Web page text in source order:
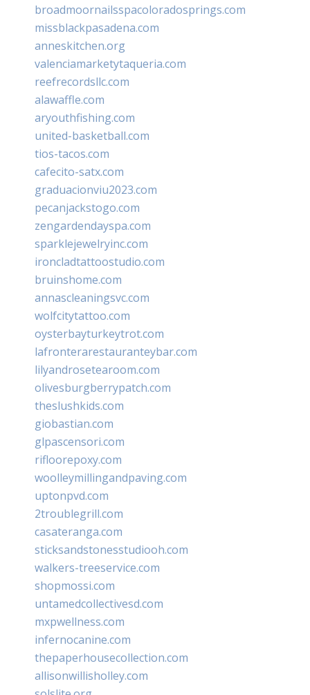
broadmoornailsspacoloradosprings.com
missblackpasadena.com
anneskitchen.org
valenciamarketytaqueria.com
reefrecordsllc.com
alawaffle.com
aryouthfishing.com
united-basketball.com
tios-tacos.com
cafecito-satx.com
graduacionviu2023.com
pecanjackstogo.com
zengardendayspa.com
sparklejewelryinc.com
ironcladtattoostudio.com
bruinshome.com
annascleaningsvc.com
wolfcitytattoo.com
oysterbayturkeytrot.com
lafronterarestauranteybar.com
lilyandrosetearoom.com
olivesburgberrypatch.com
theslushkids.com
giobastian.com
glpascensori.com
rifloorepoxy.com
woolleymillingandpaving.com
uptonpvd.com
2troublegrill.com
casateranga.com
sticksandstonesstudiooh.com
walkers-treeservice.com
shopmossi.com
untamedcollectivesd.com
mxpwellness.com
infernocanine.com
thepaperhousecollection.com
allisonwillisholley.com